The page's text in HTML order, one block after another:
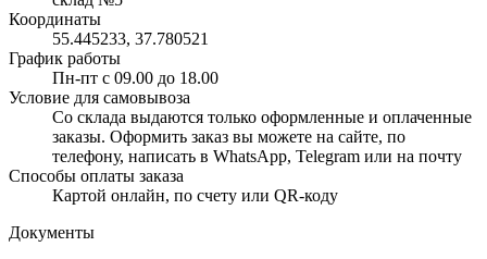
Координаты
55.445233, 37.780521
График работы
Пн-пт с 09.00 до 18.00
Условие для самовывоза
Со склада выдаются только оформленные и оплаченные
заказы. Оформить заказ вы можете на сайте, по
телефону, написать в WhatsApp, Telegram или на почту
Способы оплаты заказа
Картой онлайн, по счету или QR-коду
Документы